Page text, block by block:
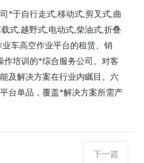
*于自行走式,移动式,剪叉式,曲
式,越野式,电动式,柴油式,折叠
车高空作业平台的租赁、销
培训的*综合服务公司。对客
及解决方案在行业内瞩目。六
台单品，覆盖*解决方案所需产
下一篇